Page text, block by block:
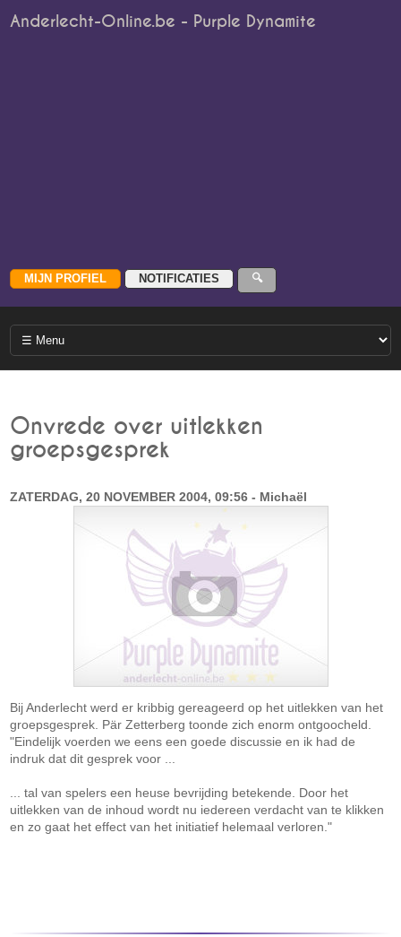
Anderlecht-Online.be - Purple Dynamite
Onvrede over uitlekken
groepsgesprek
ZATERDAG, 20 NOVEMBER 2004, 09:56 - Michaël
Bij Anderlecht werd er kribbig gereageerd op het uitlekken van het
groepsgesprek. Pär Zetterberg toonde zich enorm ontgoocheld.
"Eindelijk voerden we eens een goede discussie en ik had de
indruk dat dit gesprek voor ...
... tal van spelers een heuse bevrijding betekende. Door het
uitlekken van de inhoud wordt nu iedereen verdacht van te klikken
en zo gaat het effect van het initiatief helemaal verloren."